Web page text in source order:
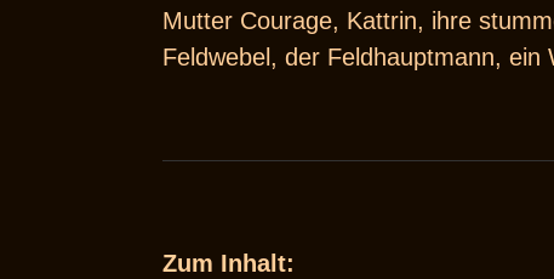
Mutter Courage, Kattrin, ihre
Feldwebel, der Feldhauptmann,
Zum Inhalt: